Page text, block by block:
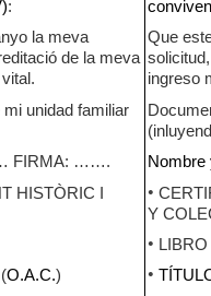
:
la meva
de la meva
mi unidad familiar
FIRMA: …….
Que
ingreso
HISTÒRIC I
•
Y
•
O.A.C.)
•